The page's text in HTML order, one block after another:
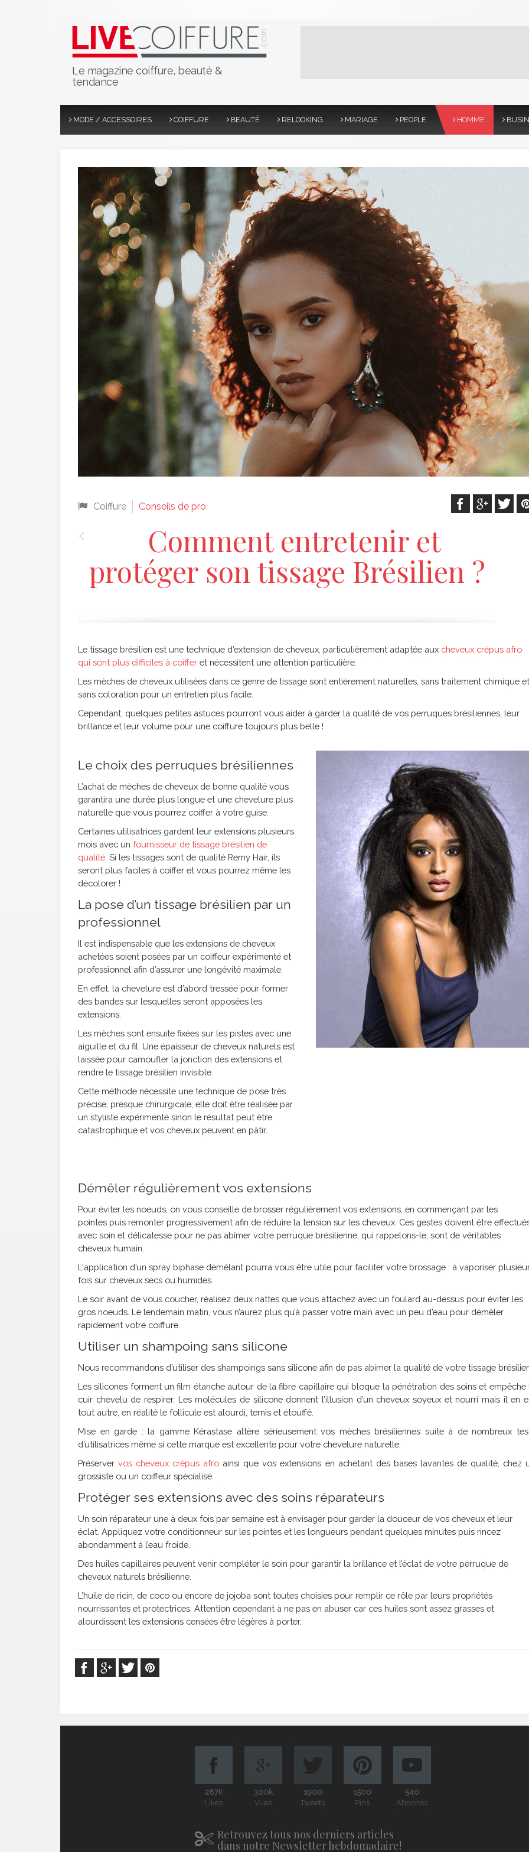
Le magazine coiffure, beauté &
tendance
MODE / ACCESSOIRES COIFFURE BEAUTÉ RELOOKING MARIAGE PEOPLE HOMME
Coiffure Conseils de pro
Comment entretenir et
protéger son tissage Brésilien ?
Le tissage brésilien est une technique d’extension de cheveux, particulièrement adaptée aux cheveux crépus afro
qui sont plus difficiles à coiffer et nécessitent une attention particulière.
Les mèches de cheveux utilisées dans ce genre de tissage sont entièrement naturelles, sans traitement chimique et
sans coloration pour un entretien plus facile.
Cependant, quelques petites astuces pourront vous aider à garder la qualité de vos perruques brésiliennes, leur
brillance et leur volume pour une coiffure toujours plus belle !
Le choix des perruques brésiliennes
L’achat de mèches de cheveux de bonne qualité vous
garantira une durée plus longue et une chevelure plus
naturelle que vous pourrez coiffer à votre guise.
Certaines utilisatrices gardent leur extensions plusieurs
mois avec un fournisseur de tissage brésilien de
qualité. Si les tissages sont de qualité Remy Hair, ils
seront plus faciles à coiffer et vous pourrez même les
décolorer !
La pose d’un tissage brésilien par un
professionnel
Il est indispensable que les extensions de cheveux
achetées soient posées par un coiffeur expérimenté et
professionnel afin d’assurer une longévité maximale.
En effet, la chevelure est d’abord tressée pour former
des bandes sur lesquelles seront apposées les
extensions.
Les mèches sont ensuite fixées sur les pistes avec une
aiguille et du fil. Une épaisseur de cheveux naturels est
laissée pour camoufler la jonction des extensions et
rendre le tissage brésilien invisible.
Cette méthode nécessite une technique de pose très
précise, presque chirurgicale; elle doit être réalisée par
un styliste expérimenté sinon le résultat peut être
catastrophique et vos cheveux peuvent en pâtir.
Démêler régulièrement vos extensions
Pour éviter les noeuds, on vous conseille de brosser régulièrement vos extensions, en commençant par les
pointes puis remonter progressivement afin de réduire la tension sur les cheveux. Ces gestes doivent être
avec soin et délicatesse pour ne pas abîmer votre perruque brésilienne, qui rappelons-le, sont de véritables
cheveux humain.
L'application d’un spray biphase démêlant pourra vous être utile pour faciliter votre brossage : à vaporiser
fois sur cheveux secs ou humides.
Le soir avant de vous coucher, réalisez deux nattes que vous attachez avec un foulard au-dessus pour éviter les
gros noeuds. Le lendemain matin, vous n’aurez plus qu’à passer votre main avec un peu d’eau pour démêler
rapidement votre coiffure.
Utiliser un shampoing sans silicone
Nous recommandons d’utiliser des shampoings sans silicone afin de pas abimer la qualité de votre tissage
Les silicones forment un film étanche autour de la fibre capillaire qui bloque la pénétration des soins et empêche
cuir chevelu de respirer. Les molécules de silicone donnent l’illusion d’un cheveux soyeux et nourri mais il en
tout autre, en réalité le follicule est alourdi, ternis et étouffé.
Mise en garde : la gamme Kérastase altère sérieusement vos mèches brésiliennes suite à de nombreux
d’utilisatrices même si cette marque est excellente pour votre chevelure naturelle.
Préservervos cheveux crépus afro ainsi que vos extensions en achetant des bases lavantes de qualité, chez
grossiste ou un coiffeur spécialisé.
Protéger ses extensions avec des soins réparateurs
Un soin réparateur une à deux fois par semaine est à envisager pour garder la douceur de vos cheveux et leur
éclat. Appliquez votre conditionneur sur les pointes et les longueurs pendant quelques minutes puis rincez
abondamment à l’eau froide.
Des huiles capillaires peuvent venir compléter le soin pour garantir la brillance et l’éclat de votre perruque de
cheveux naturels brésilienne.
L’huile de ricin, de coco ou encore de jojoba sont toutes choisies pour remplir ce rôle par leurs propriétés
nourrissantes et protectrices. Attention cependant à ne pas en abuser car ces huiles sont assez grasses et
alourdissent les extensions censées être légères à porter.
287k
Likes
300k
Vues
1900
Tweets
1500
Pins
540
Abonnés
Retrouvez tous nos derniers articles
dans notre Newsletter hebdomadaire!